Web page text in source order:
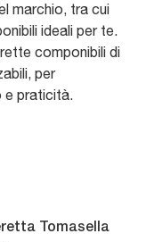
marchio, tra cui
ideali per te.
componibili di
per
e praticità.
Tomasella